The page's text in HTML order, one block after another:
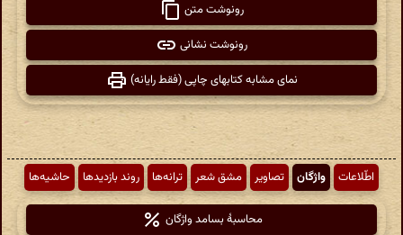
رونوشت متن
رونوشت نشانی
نمای مشابه کتابهای چاپی (فقط رایانه)
اطّلاعات واژگان تصاویر مشق شعر ترانه‌ها روند بازدیدها حاشیه‌ها
محاسبهٔ بسامد واژگان